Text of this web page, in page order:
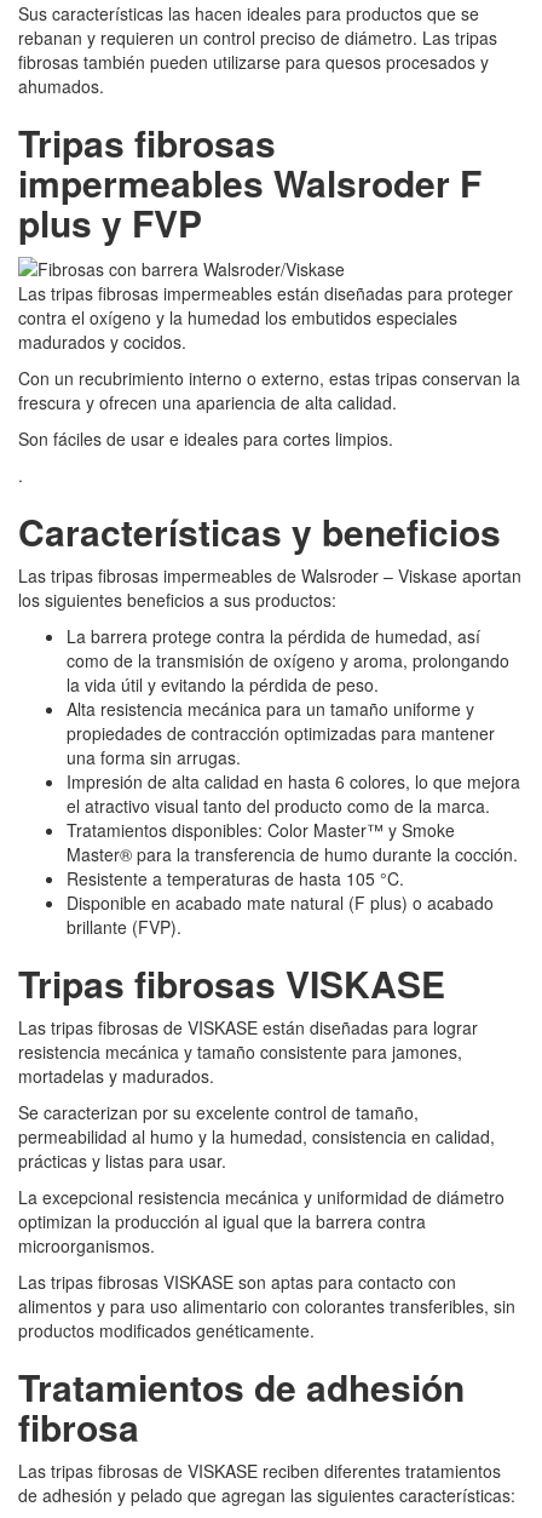
Sus características las hacen ideales para productos que se
rebanan y requieren un control preciso de diámetro. Las tripas
fibrosas también pueden utilizarse para quesos procesados y
ahumados.
Tripas fibrosas
impermeables Walsroder F
plus y FVP
Las tripas fibrosas impermeables están diseñadas para proteger
contra el oxígeno y la humedad los embutidos especiales
madurados y cocidos.
Con un recubrimiento interno o externo, estas tripas conservan la
frescura y ofrecen una apariencia de alta calidad.
Son fáciles de usar e ideales para cortes limpios.
.
Características y beneficios
Las tripas fibrosas impermeables de Walsroder – Viskase aportan
los siguientes beneficios a sus productos:
La barrera protege contra la pérdida de humedad, así
como de la transmisión de oxígeno y aroma, prolongando
la vida útil y evitando la pérdida de peso.
Alta resistencia mecánica para un tamaño uniforme y
propiedades de contracción optimizadas para mantener
una forma sin arrugas.
Impresión de alta calidad en hasta 6 colores, lo que mejora
el atractivo visual tanto del producto como de la marca.
Tratamientos disponibles: Color Master™ y Smoke
Master® para la transferencia de humo durante la cocción.
Resistente a temperaturas de hasta 105 °C.
Disponible en acabado mate natural (F plus) o acabado
brillante (FVP).
Tripas fibrosas VISKASE
Las tripas fibrosas de VISKASE están diseñadas para lograr
resistencia mecánica y tamaño consistente para jamones,
mortadelas y madurados.
Se caracterizan por su excelente control de tamaño,
permeabilidad al humo y la humedad, consistencia en calidad,
prácticas y listas para usar.
La excepcional resistencia mecánica y uniformidad de diámetro
optimizan la producción al igual que la barrera contra
microorganismos.
Las tripas fibrosas VISKASE son aptas para contacto con
alimentos y para uso alimentario con colorantes transferibles, sin
productos modificados genéticamente.
Tratamientos de adhesión
fibrosa
Las tripas fibrosas de VISKASE reciben diferentes tratamientos
de adhesión y pelado que agregan las siguientes características: